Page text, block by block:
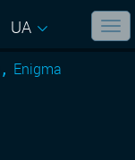
UA
Enigma